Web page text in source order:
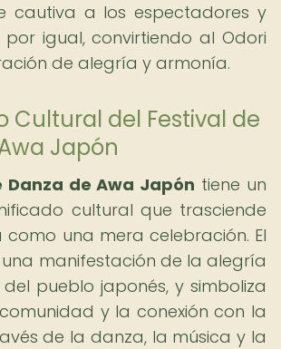
cautiva a los espectadores y
igual, convirtiendo al Odori
de alegría y armonía.
Cultural del Festival de
Japón
Danza de Awa Japón tiene un
cultural que trasciende
como una mera celebración. El
manifestación de la alegría
pueblo japonés, y simboliza
y la conexión con la
de la danza, la música y la